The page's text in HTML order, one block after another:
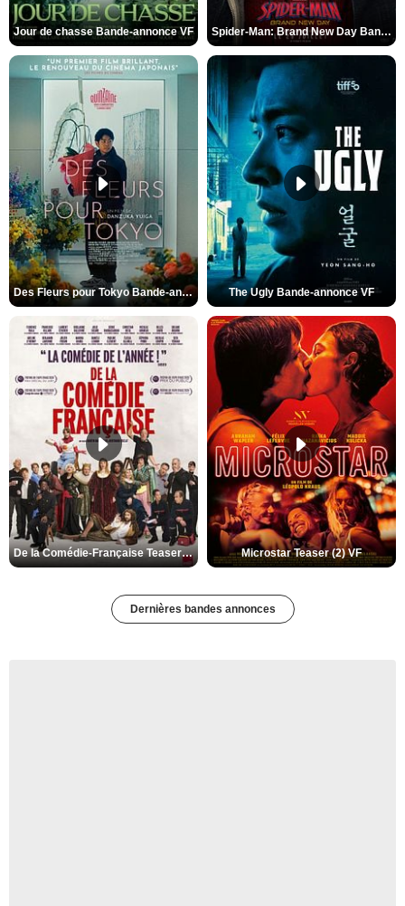
Jour de chasse Bande-annonce VF Spider-Man: Brand New Day Bande-annonce (3) VO STFR
Des Fleurs pour Tokyo Bande-annonce VO STFR The Ugly Bande-annonce VF
De la Comédie-Française Teaser (3) VF Microstar Teaser (2) VF
Dernières bandes annonces